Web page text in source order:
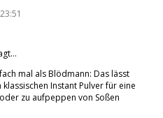
mal als Blödmann: Das lässt
Instant Pulver für eine
zu aufpeppen von Soßen